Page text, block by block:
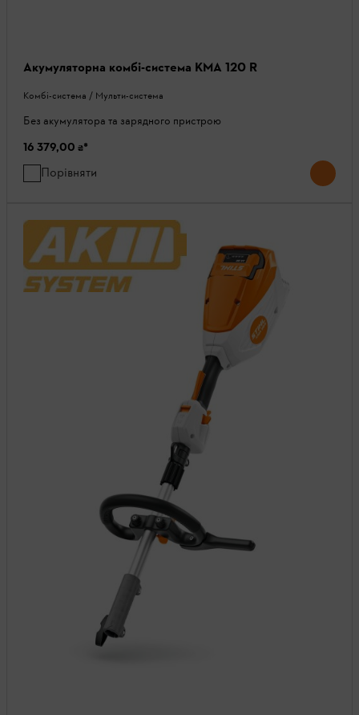
Акумуляторна комбі-система KMA 120 R
Комбі-система / Мульти-система
Без акумулятора та зарядного пристрою
16 379,00 ₴*
Порівняти